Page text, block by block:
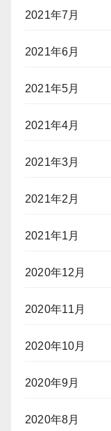
2021年7月
2021年6月
2021年5月
2021年4月
2021年3月
2021年2月
2021年1月
2020年12月
2020年11月
2020年10月
2020年9月
2020年8月